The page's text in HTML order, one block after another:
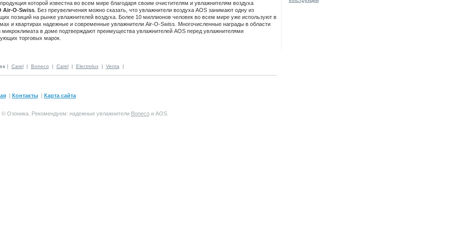
, продукция которой известна во всем мире благодаря своим очистителям и увлажнителям воздуха
Air-O-Swiss. Без преувеличения можно сказать, что увлажнители воздуха AOS занимают одну из
позиций на рынке увлажнителей воздуха. Более 10 миллионов человек во всем мире уже используют в
и квартирах надежные и современные увлажнители Air-O-Swiss. Многочисленные награды в области
микроклимата в доме подтверждают преимущества увлажнителей AOS перед увлажнителями
торговых марок.
| Carel| Boneco | Carel| Electrolux| Venta |
| Контакты| Карта сайта
© Озоника. Рекомендуем: надежные увлажнители Bonecoи AOS.